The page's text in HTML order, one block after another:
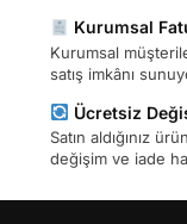
Kurumsal
Kurumsal
satış imkânı
Ücretsiz
Satın aldığınız
değişim ve iade